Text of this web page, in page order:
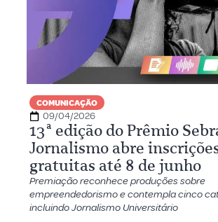
COMUNICAÇÃO
09/04/2026
13ª edição do Prêmio
Jornalismo abre
gratuitas até 8 de junho
Premiação reconhece produções sobre
empreendedorismo e contempla cinco
incluindo Jornalismo Universitário